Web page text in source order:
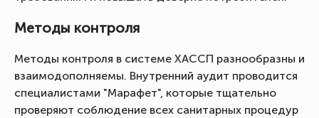
Методы контроля
Методы контроля в системе ХАССП разнообразны и
взаимодополняемы. Внутренний аудит проводится
специалистами "Марафет", которые тщательно
проверяют соблюдение всех санитарных процедур